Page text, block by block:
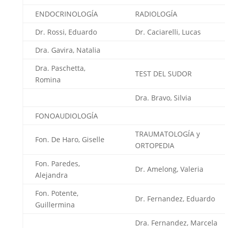
ENDOCRINOLOGÍA
RADIOLOGÍA
Dr. Rossi, Eduardo
Dr. Caciarelli, Lucas
Dra. Gavira, Natalia
Dra. Paschetta,
Romina
TEST DEL SUDOR
Dra. Bravo, Silvia
FONOAUDIOLOGÍA
Fon. De Haro, Giselle
TRAUMATOLOGÍA y
ORTOPEDIA
Fon. Paredes,
Alejandra
Dr. Amelong, Valeria
Fon. Potente,
Guillermina
Dr. Fernandez, Eduardo
Dra. Fernandez, Marcela